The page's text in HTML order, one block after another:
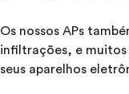
Os nossos APs
infiltrações, e muitos
seus aparelhos